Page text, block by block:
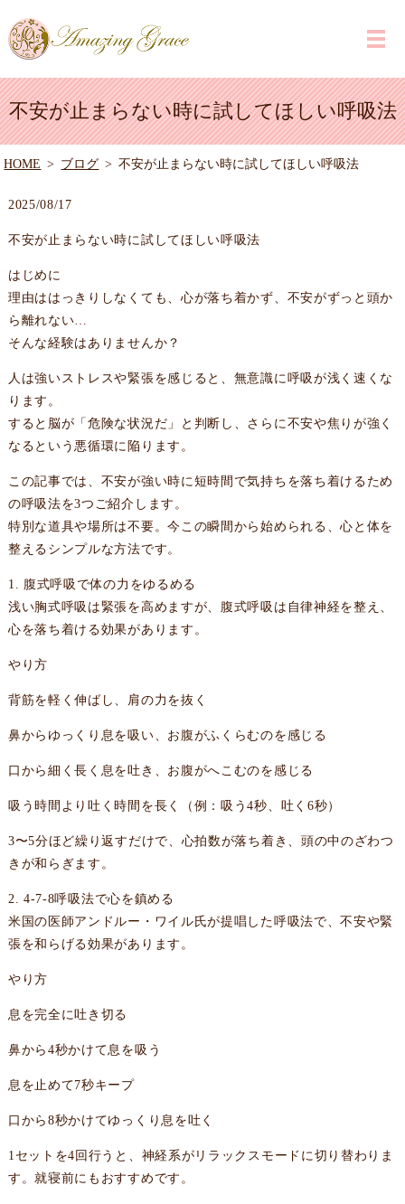
不安が止まらない時に試してほしい呼吸法
HOME ブログ 不安が止まらない時に試してほしい呼吸法
2025/08/17
不安が止まらない時に試してほしい呼吸法
はじめに
理由ははっきりしなくても、心が落ち着かず、不安がずっと頭か
ら離れない…
そんな経験はありませんか？
人は強いストレスや緊張を感じると、無意識に呼吸が浅く速くな
ります。
すると脳が「危険な状況だ」と判断し、さらに不安や焦りが強く
なるという悪循環に陥ります。
この記事では、不安が強い時に短時間で気持ちを落ち着けるため
の呼吸法を3つご紹介します。
特別な道具や場所は不要。今この瞬間から始められる、心と体を
整えるシンプルな方法です。
1. 腹式呼吸で体の力をゆるめる
浅い胸式呼吸は緊張を高めますが、腹式呼吸は自律神経を整え、
心を落ち着ける効果があります。
やり方
背筋を軽く伸ばし、肩の力を抜く
鼻からゆっくり息を吸い、お腹がふくらむのを感じる
口から細く長く息を吐き、お腹がへこむのを感じる
吸う時間より吐く時間を長く（例：吸う4秒、吐く6秒）
3〜5分ほど繰り返すだけで、心拍数が落ち着き、頭の中のざわつ
きが和らぎます。
2. 4-7-8呼吸法で心を鎮める
米国の医師アンドルー・ワイル氏が提唱した呼吸法で、不安や緊
張を和らげる効果があります。
やり方
息を完全に吐き切る
鼻から4秒かけて息を吸う
息を止めて7秒キープ
口から8秒かけてゆっくり息を吐く
1セットを4回行うと、神経系がリラックスモードに切り替わりま
す。就寝前にもおすすめです。